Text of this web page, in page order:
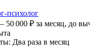
психолог
– 50 000 ₽ за месяц, до
Два раза в месяц